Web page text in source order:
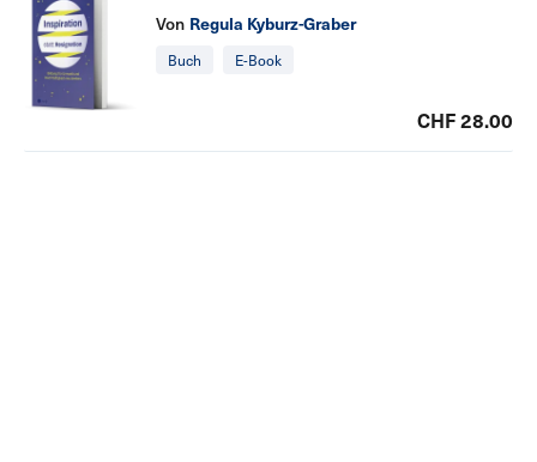
Von Regula Kyburz-Graber
Buch E-Book
CHF 28.00